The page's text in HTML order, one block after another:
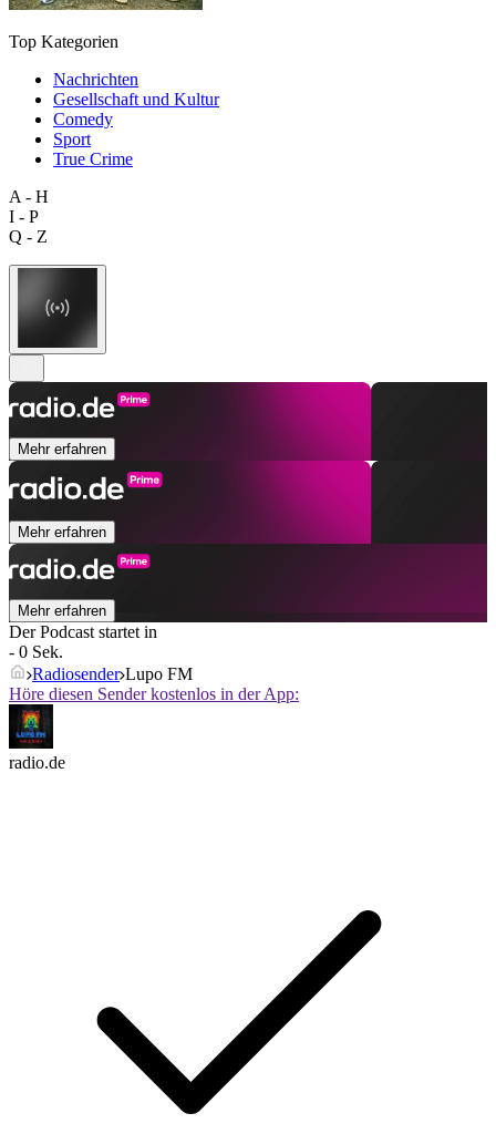
Top Kategorien
Nachrichten
Gesellschaft und Kultur
Comedy
Sport
True Crime
A - H
I - P
Q - Z
Mehr erfahren
Mehr erfahren
Mehr erfahren
Der Podcast startet in
- 0 Sek.
Radiosender Lupo FM
Höre diesen Sender kostenlos in der App:
radio.de